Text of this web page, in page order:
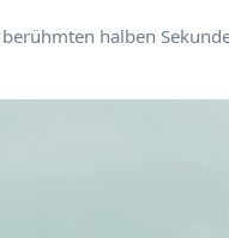
halben